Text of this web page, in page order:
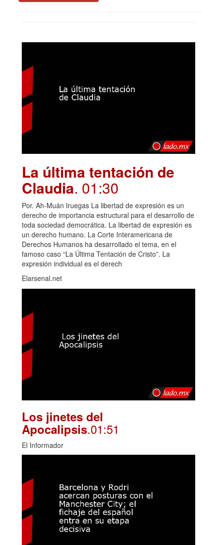
La última tentación de
Claudia. 01:30
Por. Ah-Muán Iruegas La libertad de expresión es un
derecho de importancia estructural para el desarrollo de
toda sociedad democrática. La libertad de expresión es
un derecho humano. La Corte Interamericana de
Derechos Humanos ha desarrollado el tema, en el
famoso caso “La Última Tentación de Cristo”. La
expresión individual es el derech
Elarsenal.net
Los jinetes del
Apocalipsis.01:51
El Informador